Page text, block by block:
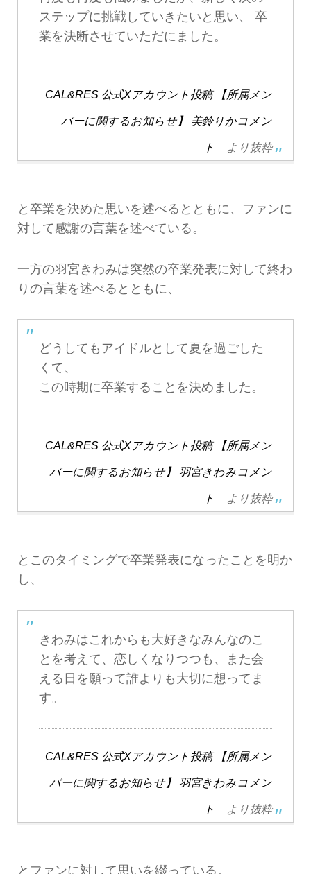
ステップに挑戦していきたいと思い、 卒
業を決断させていただにました。
CAL&RES 公式Xアカウント投稿 【所属メン
バーに関するお知らせ】 美鈴りかコメン
ト より抜粋
と卒業を決めた思いを述べるとともに、ファンに
対して感謝の言葉を述べている。
一方の羽宮きわみは突然の卒業発表に対して終わ
りの言葉を述べるとともに、
どうしてもアイドルとして夏を過ごした
くて、
この時期に卒業することを決めました。
CAL&RES 公式Xアカウント投稿 【所属メン
バーに関するお知らせ】 羽宮きわみコメン
ト より抜粋
とこのタイミングで卒業発表になったことを明か
し、
きわみはこれからも大好きなみんなのこ
とを考えて、恋しくなりつつも、また会
える日を願って誰よりも大切に想ってま
す。
CAL&RES 公式Xアカウント投稿 【所属メン
バーに関するお知らせ】 羽宮きわみコメン
ト より抜粋
とファンに対して思いを綴っている。